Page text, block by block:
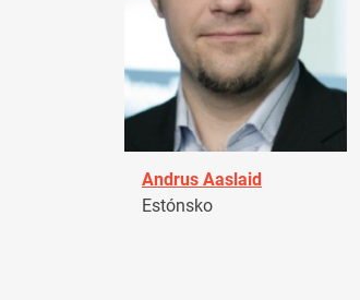
Andrus Aaslaid
Estónsko